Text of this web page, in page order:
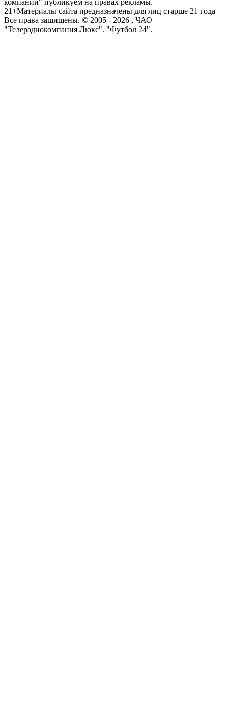
компаний" публикуем на правах рекламы.
21+Материалы сайта предназначены для лиц старше 21 года
Все права защищены. © 2005 - 2026 , ЧАО
"Телерадиокомпания Люкс". "Футбол 24".